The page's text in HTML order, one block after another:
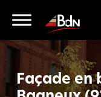
Façade en